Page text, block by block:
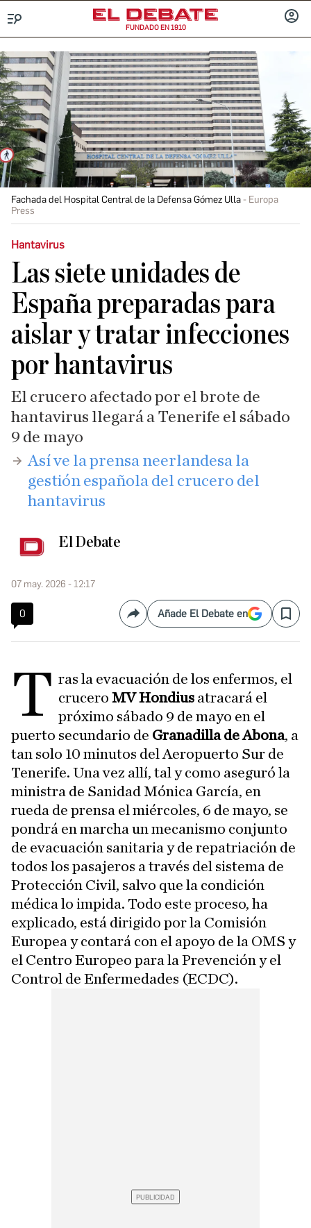
FUNDADO EN 1910
Fachada del Hospital Central de la Defensa Gómez Ulla
Europa
Press
Hantavirus
Las siete unidades de
España preparadas para
aislar y tratar infecciones
por hantavirus
El crucero afectado por el brote de
hantavirus llegará a Tenerife el sábado
9 de mayo
​Así ve la prensa neerlandesa la
gestión española del crucero del
hantavirus
El Debate
07 may. 2026 - 12:17
0 CompartirAñade El Debate en Save
T ras la evacuación de los enfermos, el
cruceroMV Hondius atracará el
próximo sábado 9 de mayo en el
puerto secundario de Granadilla de Abona, a
tan solo 10 minutos del Aeropuerto Sur de
Tenerife. Una vez allí, tal y como aseguró la
ministra de Sanidad Mónica García, en
rueda de prensa el miércoles, 6 de mayo, se
pondrá en marcha un mecanismo conjunto
de evacuación sanitaria y de repatriación de
todos los pasajeros a través del sistema de
Protección Civil, salvo que la condición
médica lo impida. Todo este proceso, ha
explicado, está dirigido por la Comisión
Europea y contará con el apoyo de la OMS y
el Centro Europeo para la Prevención y el
Control de Enfermedades (ECDC).